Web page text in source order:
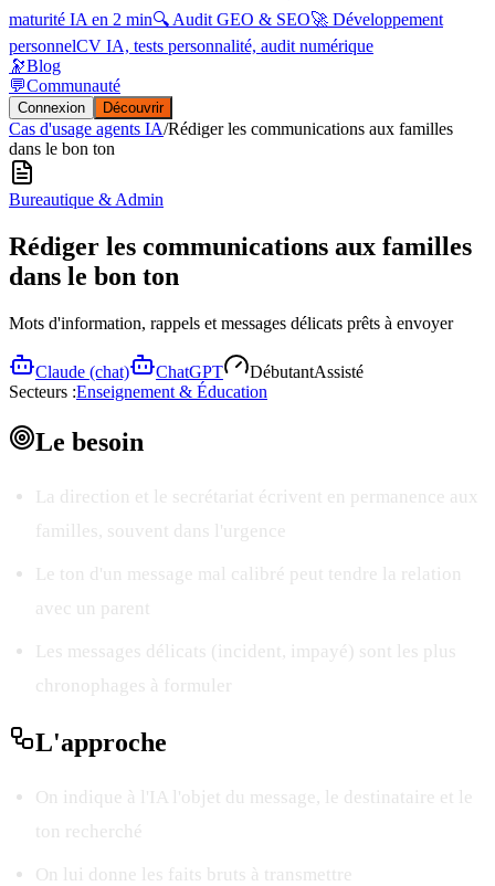
maturité IA en 2 min🔍 Audit GEO & SEO🚀 Développement
personnelCV IA, tests personnalité, audit numérique
🔭Blog
💬Communauté
Connexion Découvrir
Cas d'usage agents IA/Rédiger les communications aux familles
dans le bon ton
Bureautique & Admin
Rédiger les communications aux familles
dans le bon ton
Mots d'information, rappels et messages délicats prêts à envoyer
Claude (chat) ChatGPT DébutantAssisté
Secteurs :Enseignement & Éducation
Le besoin
La direction et le secrétariat écrivent en permanence aux
familles, souvent dans l'urgence
Le ton d'un message mal calibré peut tendre la relation
avec un parent
Les messages délicats (incident, impayé) sont les plus
chronophages à formuler
L'approche
On indique à l'IA l'objet du message, le destinataire et le
ton recherché
On lui donne les faits bruts à transmettre